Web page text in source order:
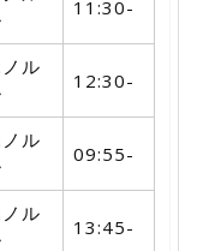
11:30-
ル
12:30-
ル
09:55-
ル
13:45-